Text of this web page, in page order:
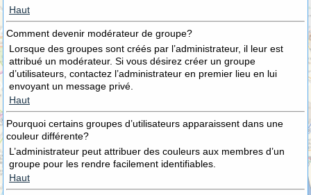
Haut
Comment devenir modérateur de groupe?
Lorsque des groupes sont créés par l’administrateur, il leur est
attribué un modérateur. Si vous désirez créer un groupe
d’utilisateurs, contactez l’administrateur en premier lieu en lui
envoyant un message privé.
Haut
Pourquoi certains groupes d’utilisateurs apparaissent dans une
couleur différente?
L’administrateur peut attribuer des couleurs aux membres d’un
groupe pour les rendre facilement identifiables.
Haut